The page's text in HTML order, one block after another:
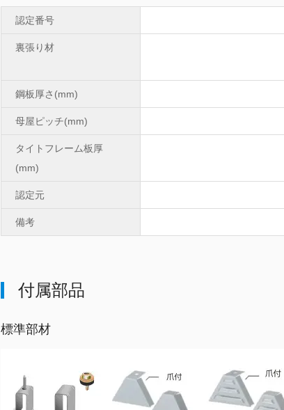
認定番号
裏張り材
鋼板厚さ(mm)
母屋ピッチ(mm)
タイトフレーム板厚
(mm)
認定元
備考
付属部品
標準部材